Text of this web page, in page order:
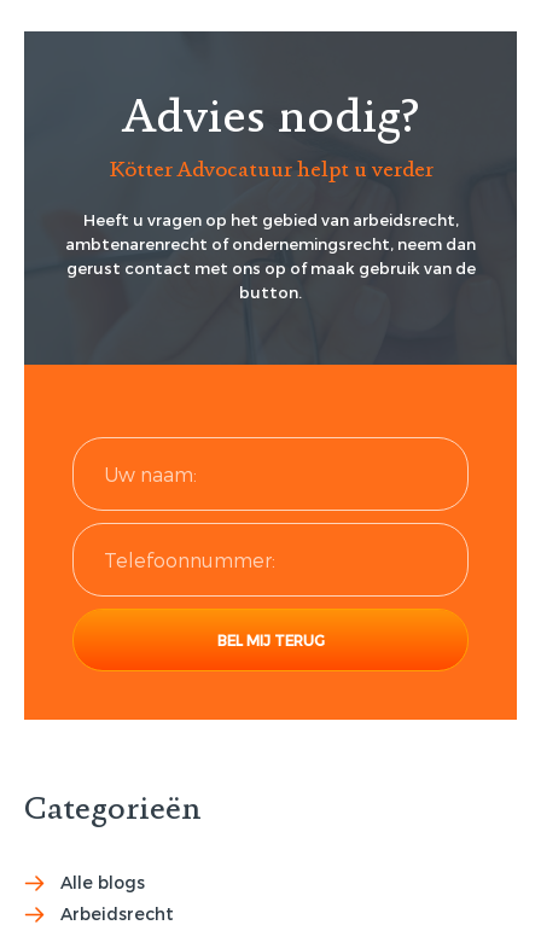
Advies nodig?
Kötter Advocatuur helpt u verder
Heeft u vragen op het gebied van arbeidsrecht,
ambtenarenrecht of ondernemingsrecht, neem dan
gerust contact met ons op of maak gebruik van de
button.
Categorieën
Alle blogs
Arbeidsrecht